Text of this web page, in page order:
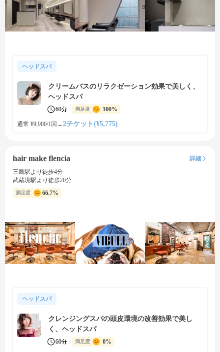
ヘッドスパ
クリームバスのリラクゼーション効果で美しく、
ヘッドスパ
60分 満足度 100%
通常 ¥9,900/1回 →2チケット(¥5,775)
hair make flencia
詳細
三鷹駅より徒歩4分
武蔵境駅より徒歩20分
満足度 66.7%
ヘッドスパ
クレンジングスパの頭皮環境の改善効果で美し
く、ヘッドスパ
60分 満足度 0%